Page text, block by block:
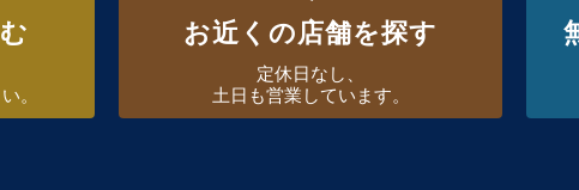
。
お近くの店舗を探す
定休日なし、
土日も営業しています。